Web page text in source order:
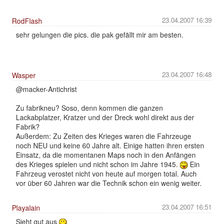
23.04.2007 16:39
RodFlash
sehr gelungen die pics. die pak gefällt mir am besten.
23.04.2007 16:48
Wasper
@macker-Antichrist
Zu fabrikneu? Soso, denn kommen die ganzen
Lackabplatzer, Kratzer und der Dreck wohl direkt aus der
Fabrik?
Außerdem: Zu Zeiten des Krieges waren die Fahrzeuge
noch NEU und keine 60 Jahre alt. Einige hatten ihren ersten
Einsatz, da die momentanen Maps noch in den Anfängen
des Krieges spielen und nicht schon im Jahre 1945.
Ein
Fahrzeug verostet nicht von heute auf morgen total. Auch
vor über 60 Jahren war die Technik schon ein wenig weiter.
23.04.2007 16:51
Playalain
Sieht gut aus